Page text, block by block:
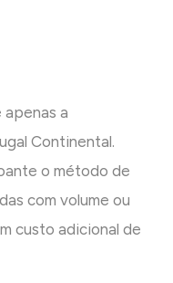
a
Continental.
o método de
com volume ou
custo adicional de